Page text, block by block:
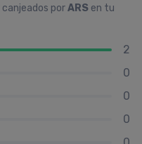
porARS en tu
2
0
0
0